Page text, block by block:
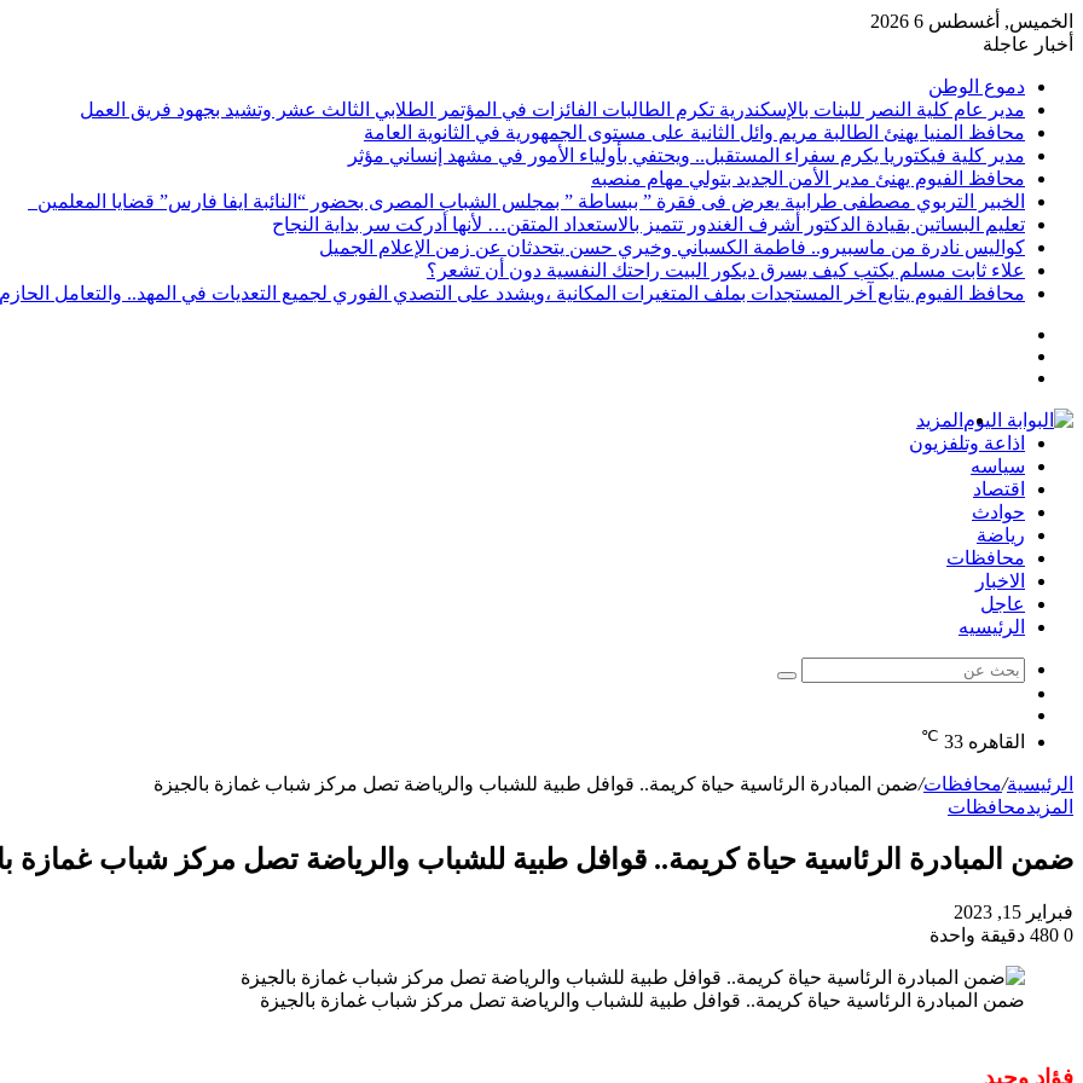
الخميس, أغسطس 6 2026
أخبار عاجلة
دموع الوطن
مدير عام كلية النصر للبنات بالإسكندرية تكرم الطالبات الفائزات في المؤتمر الطلابي الثالث عشر وتشيد بجهود فريق العمل
محافظ المنيا يهنئ الطالبة مريم وائل الثانية على مستوى الجمهورية في الثانوية العامة
مدير كلية فيكتوريا يكرم سفراء المستقبل.. ويحتفي بأولياء الأمور في مشهد إنساني مؤثر
محافظ الفيوم يهنئ مدير الأمن الجديد بتولي مهام منصبه
الخبير التربوي مصطفى طرابية يعرض فى فقرة ” ببساطة ” بمجلس الشباب المصرى بحضور “النائبة ايفا فارس” قضايا المعلمين
تعليم البساتين بقيادة الدكتور أشرف الغندور تتميز بالاستعداد المتقن… لأنها أدركت سر بداية النجاح
كواليس نادرة من ماسبيرو.. فاطمة الكسباني وخيري حسن يتحدثان عن زمن الإعلام الجميل
علاء ثابت مسلم يكتب كيف يسرق ديكور البيت راحتك النفسية دون أن تشعر؟
محافظ الفيوم يتابع آخر المستجدات بملف المتغيرات المكانية ،ويشدد على التصدي الفوري لجميع التعديات في المهد.. والتعامل الحازم
المزيد
اذاعة وتلفزيون
سياسه
اقتصاد
حوادث
رياضة
محافظات
الاخبار
عاجل
الرئيسيه
بحث
عشوائي
القاهره 33
℃
الرئيسية/محافظات/ضمن المبادرة الرئاسية حياة كريمة.. قوافل طبية للشباب والرياضة تصل مركز شباب غمازة بالجيزة
المزيدمحافظات
ضمن المبادرة الرئاسية حياة كريمة.. قوافل طبية للشباب والرياضة تصل مركز شباب غمازة
فبراير 15, 2023
0
دقيقة واحدة
ضمن المبادرة الرئاسية حياة كريمة.. قوافل طبية للشباب والرياضة تصل مركز شباب غمازة بالجيزة
فؤاد وحيد